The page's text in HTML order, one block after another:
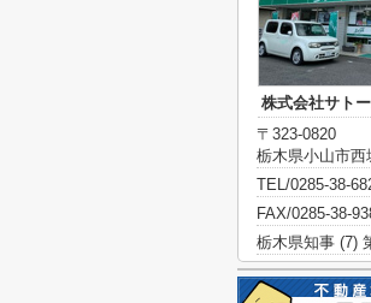
株式会社サト
〒323-0820
栃木県小山市西
TEL/0285-38-
FAX/0285-38-
栃木県知事 (7)